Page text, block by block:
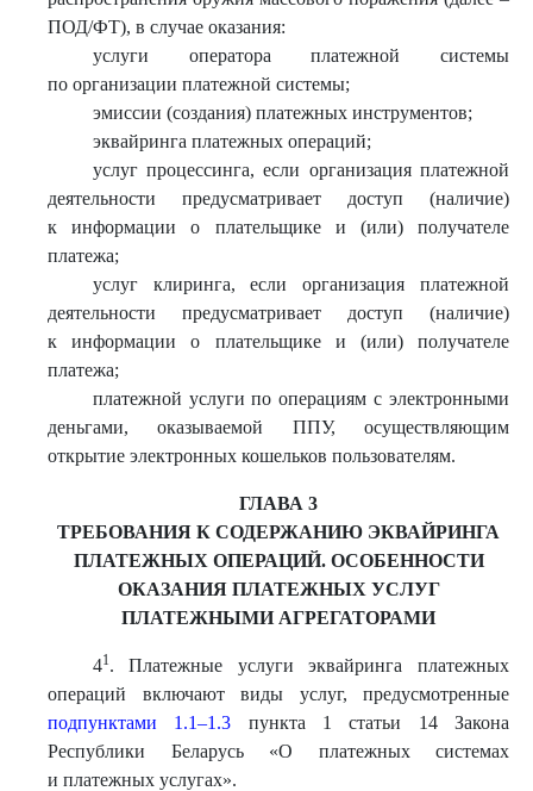
ПОД/ФТ), в случае оказания:
услуги оператора платежной системы
по организации платежной системы;
эмиссии (создания) платежных инструментов;
эквайринга платежных операций;
услуг процессинга, если организация платежной
деятельности предусматривает доступ (наличие)
к информации о плательщике и (или) получателе
платежа;
услуг клиринга, если организация платежной
деятельности предусматривает доступ (наличие)
к информации о плательщике и (или) получателе
платежа;
платежной услуги по операциям с электронными
деньгами, оказываемой ППУ, осуществляющим
открытие электронных кошельков пользователям.
ГЛАВА 3
ТРЕБОВАНИЯ К СОДЕРЖАНИЮ ЭКВАЙРИНГА
ПЛАТЕЖНЫХ ОПЕРАЦИЙ. ОСОБЕННОСТИ
ОКАЗАНИЯ ПЛАТЕЖНЫХ УСЛУГ
ПЛАТЕЖНЫМИ АГРЕГАТОРАМИ
41. Платежные услуги эквайринга платежных
операций включают виды услуг, предусмотренные
подпунктами 1.1–1.3 пункта 1 статьи 14 Закона
Республики Беларусь «О платежных системах
и платежных услугах».